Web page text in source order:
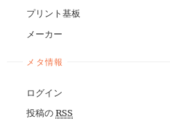
プリント基板
メーカー
メタ情報
ログイン
投稿のRSS